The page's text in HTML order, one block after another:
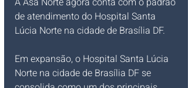
de atendimento do Hospital Santa
Lúcia Norte na cidade de Brasília DF.
Em expansão, o Hospital Santa Lúcia
Norte na cidade de Brasília DF se